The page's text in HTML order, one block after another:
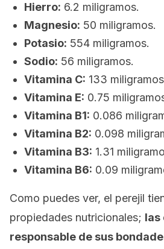
Hierro: 6.2 miligramos.
Magnesio: 50 miligramos.
Potasio: 554 miligramos.
Sodio: 56 miligramos.
Vitamina C: 133
Vitamina E: 0.75
Vitamina B1: 0.086
Vitamina B2: 0.098
Vitamina B3: 1.31
Vitamina B6: 0.09
Como puedes ver, el perejil
propiedades nutricionales; las
responsable de sus